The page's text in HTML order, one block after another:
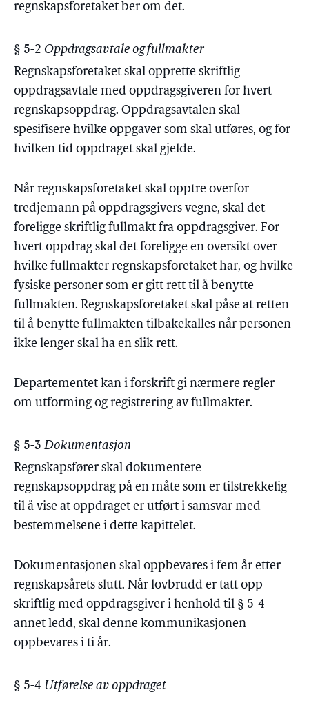
regnskapsforetaket ber om det.
§ 5-2 Oppdragsavtale og fullmakter
Regnskapsforetaket skal opprette skriftlig
oppdragsavtale med oppdragsgiveren for hvert
regnskapsoppdrag. Oppdragsavtalen skal
spesifisere hvilke oppgaver som skal utføres, og for
hvilken tid oppdraget skal gjelde.
Når regnskapsforetaket skal opptre overfor
tredjemann på oppdragsgivers vegne, skal det
foreligge skriftlig fullmakt fra oppdragsgiver. For
hvert oppdrag skal det foreligge en oversikt over
hvilke fullmakter regnskapsforetaket har, og hvilke
fysiske personer som er gitt rett til å benytte
fullmakten. Regnskapsforetaket skal påse at retten
til å benytte fullmakten tilbakekalles når personen
ikke lenger skal ha en slik rett.
Departementet kan i forskrift gi nærmere regler
om utforming og registrering av fullmakter.
§ 5-3 Dokumentasjon
Regnskapsfører skal dokumentere
regnskapsoppdrag på en måte som er tilstrekkelig
til å vise at oppdraget er utført i samsvar med
bestemmelsene i dette kapittelet.
Dokumentasjonen skal oppbevares i fem år etter
regnskapsårets slutt. Når lovbrudd er tatt opp
skriftlig med oppdragsgiver i henhold til § 5-4
annet ledd, skal denne kommunikasjonen
oppbevares i ti år.
§ 5-4 Utførelse av oppdraget